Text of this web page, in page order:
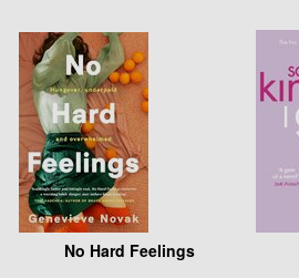
No Hard Feelings